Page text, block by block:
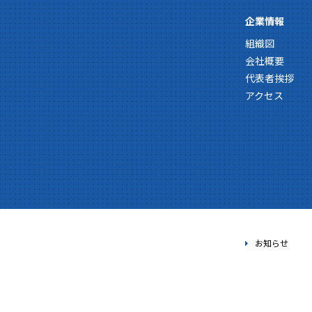
企業情報
組織図
会社概要
代表者挨拶
アクセス
お知らせ